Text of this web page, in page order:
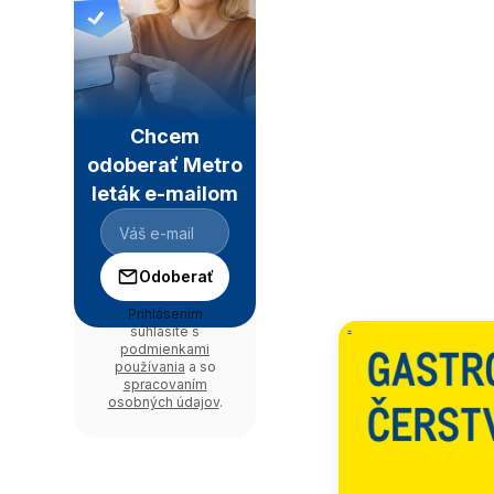
Chcem
odoberať Metro
leták e-mailom
Odoberať
Prihlásením
súhlasíte s
podmienkami
používania a so
spracovaním
osobných údajov.